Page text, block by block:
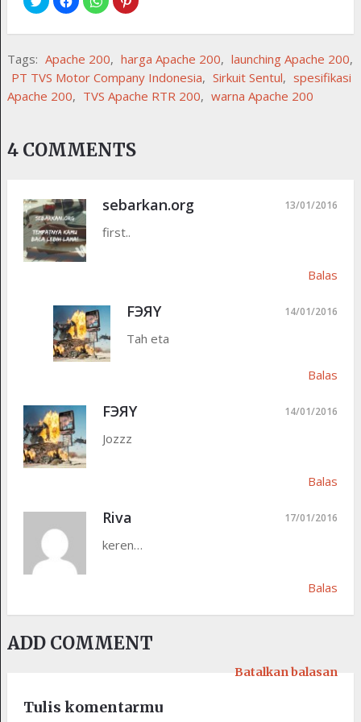
Tags: Apache 200, harga Apache 200, launching Apache 200,
PT TVS Motor Company Indonesia, Sirkuit Sentul, spesifikasi
Apache 200, TVS Apache RTR 200, warna Apache 200
4 COMMENTS
sebarkan.org 13/01/2016
first..
Balas
FЭЯY 14/01/2016
Tah eta
Balas
FЭЯY 14/01/2016
Jozzz
Balas
Riva 17/01/2016
keren…
Balas
ADD COMMENT
Tulis komentarmu
Batalkan balasan